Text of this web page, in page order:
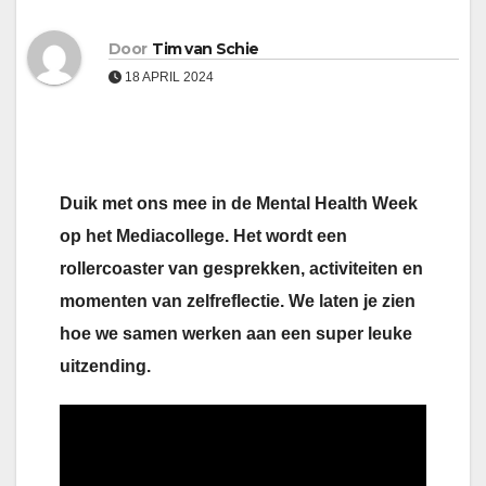
Door Tim van Schie
18 APRIL 2024
Duik met ons mee in de Mental Health Week
op het Mediacollege. Het wordt een
rollercoaster van gesprekken, activiteiten en
momenten van zelfreflectie. We laten je zien
hoe we samen werken aan een super leuke
uitzending.